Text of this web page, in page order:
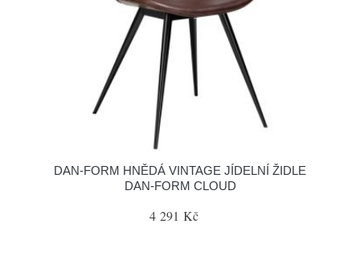
​​​​​DAN-FORM HNĚDÁ VINTAGE JÍDELNÍ ŽIDLE
DAN-FORM CLOUD
4 291 Kč